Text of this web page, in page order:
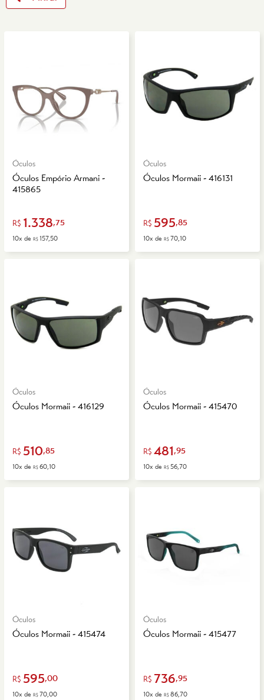
Óculos
Óculos Empório Armani -
415865
R$ 1.338,75
10x deR$157,50
Óculos
Óculos Mormaii - 416131
R$ 595,85
10x de R$ 70,10
Óculos
Óculos Mormaii - 416129
R$ 510,85
10x deR$60,10
Óculos
Óculos Mormaii - 415470
R$ 481,95
10x de R$ 56,70
Óculos
Óculos Mormaii - 415474
R$ 595,00
10x deR$ 70,00
Óculos
Óculos Mormaii - 415477
R$ 736,95
10x de R$ 86,70